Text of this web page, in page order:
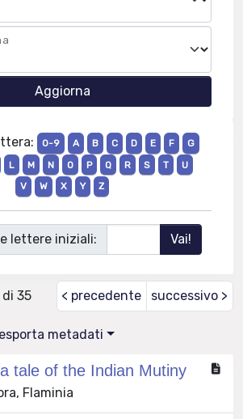
0-9 A B C D E F
G
L M N O P Q R S T
U
V
W X Y Z
lettere iniziali:
35 < precedente successivo >
esporta metadati
tale of the Indian Mutiny
Flaminia